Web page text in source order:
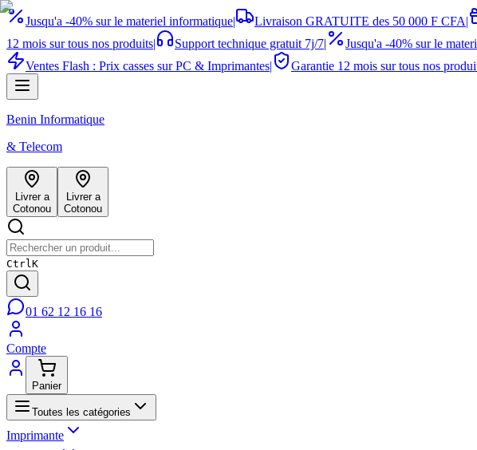
Jusqu'a -40% sur le materiel informatique| Livraison GRATUITE des 50 000 F CFA|
12 mois sur tous nos produits| Support technique gratuit 7j/7| Jusqu'a -40% sur le
Ventes Flash : Prix casses sur PC & Imprimantes| Garantie 12 mois sur tous nos
Benin Informatique
& Telecom
Livrer a
Cotonou
Livrer a
Cotonou
CtrlK
01 62 12 16 16
Compte
Panier
Toutes les catégories
Imprimante